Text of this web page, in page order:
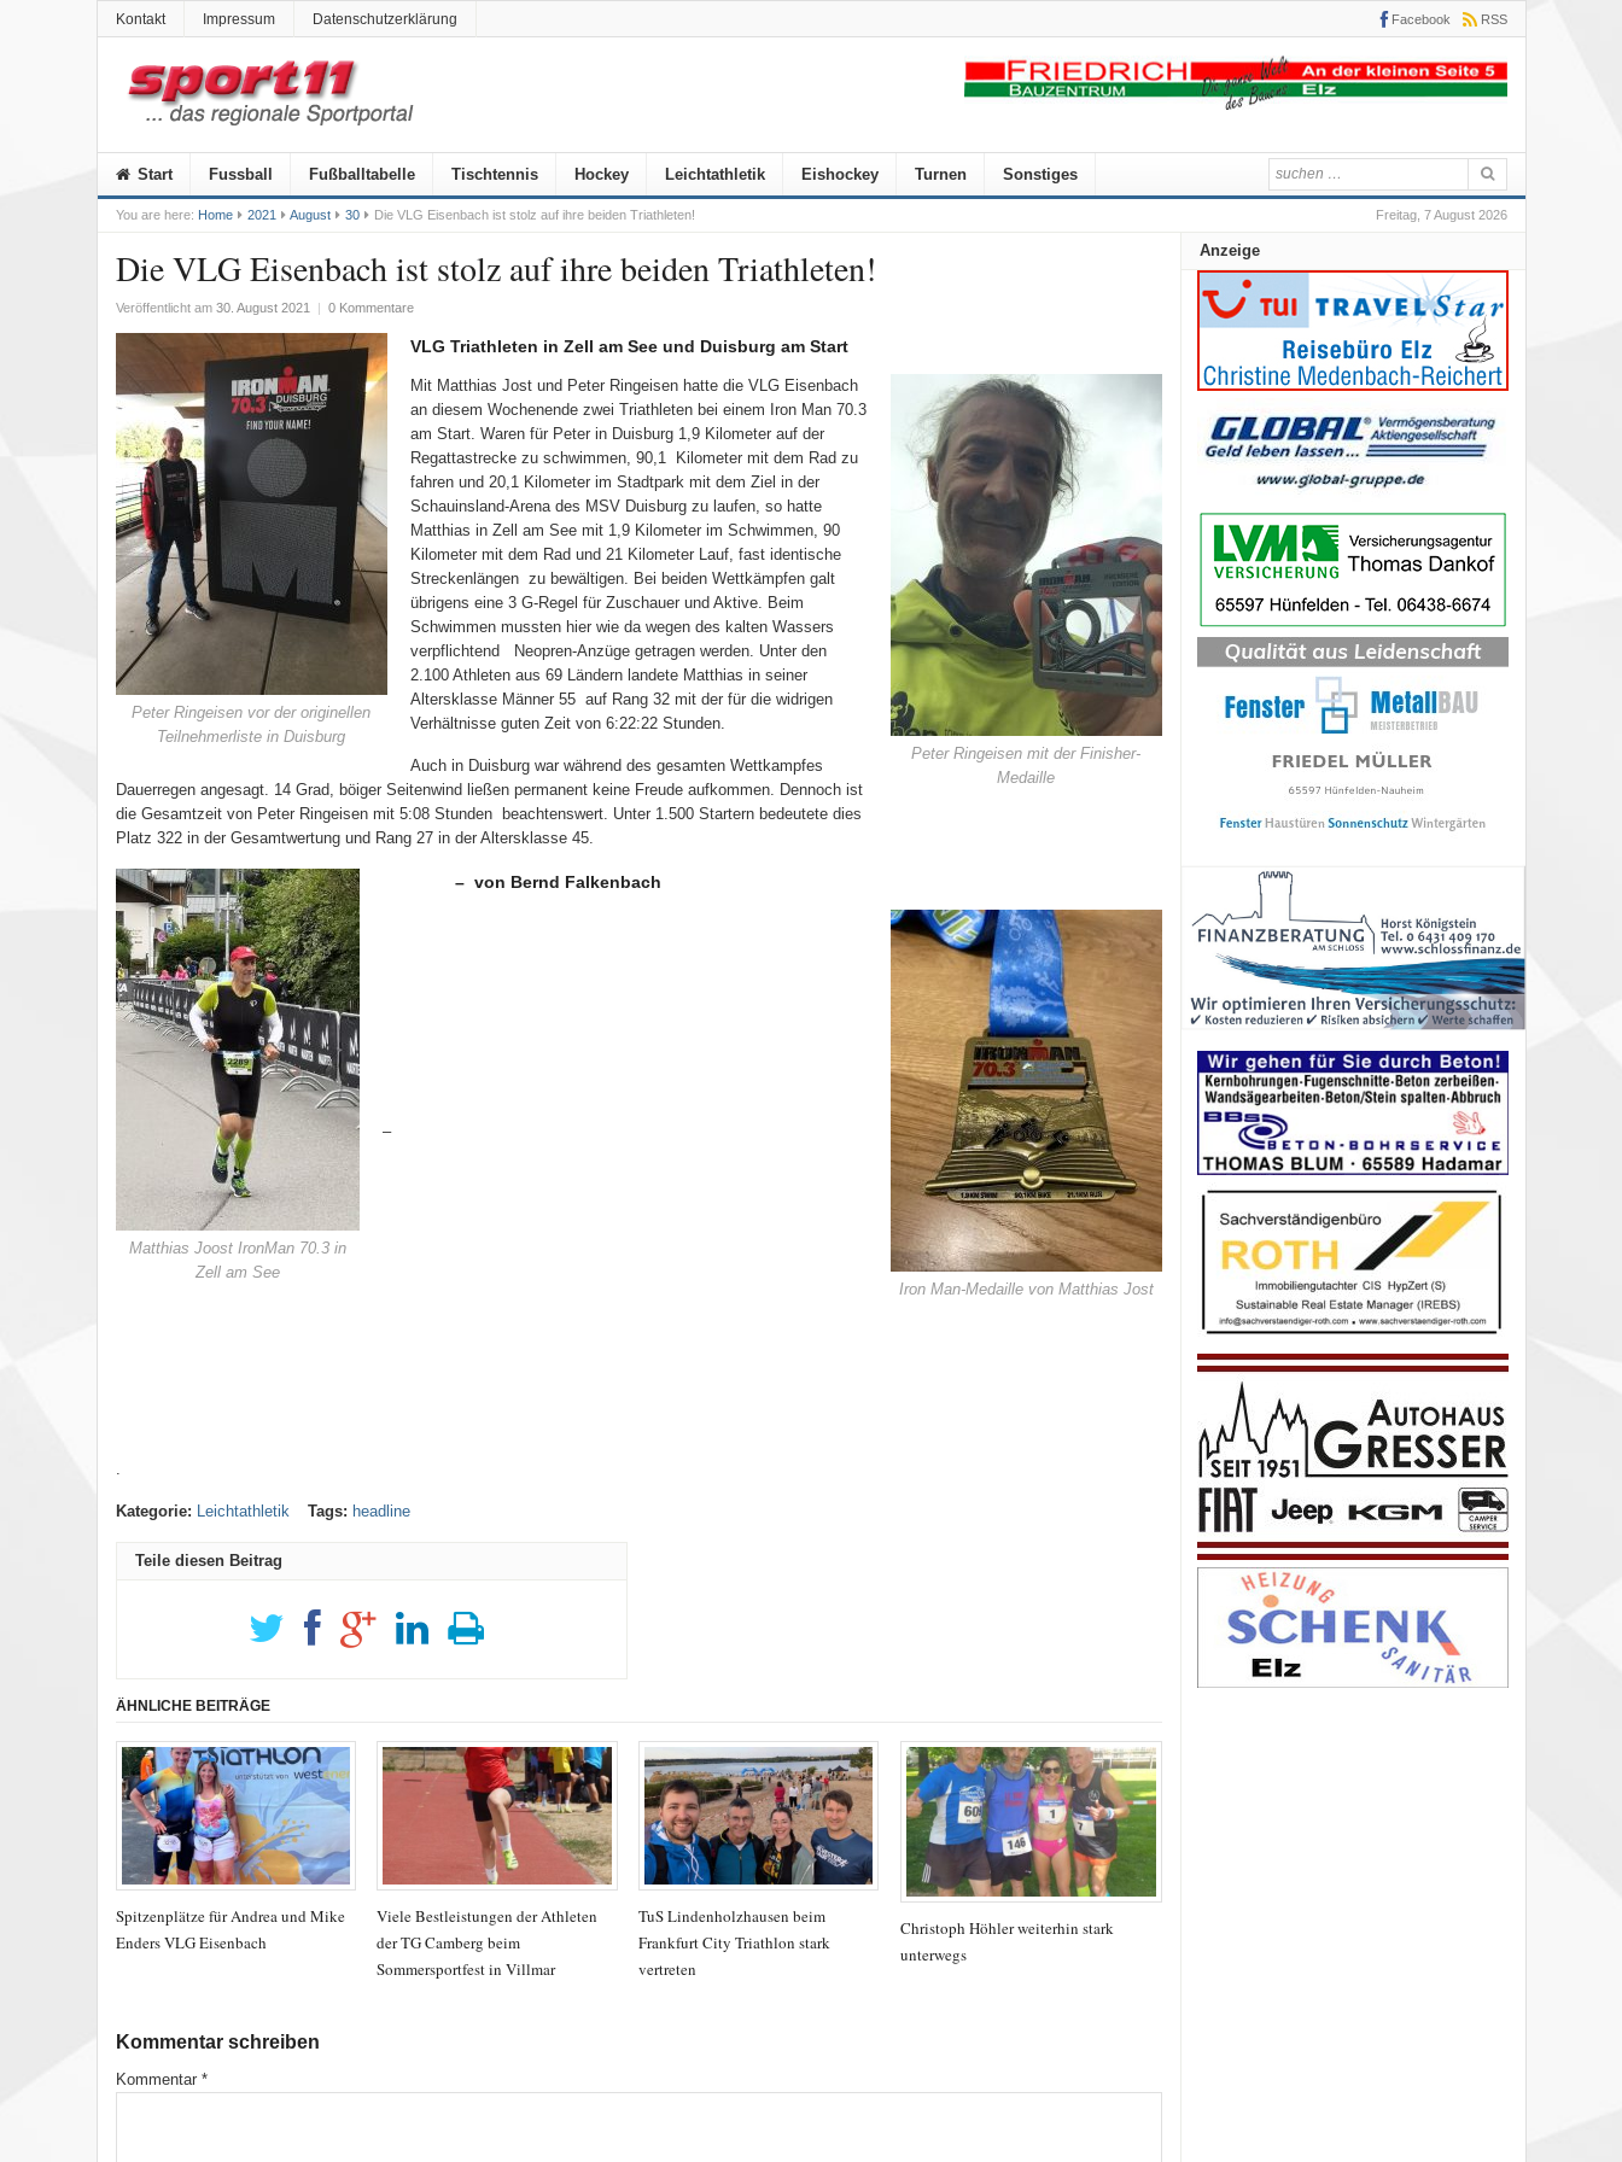
Kontakt Impressum Datenschutzerklärung Facebook RSS
Start Fussball Fußballtabelle Tischtennis Hockey Leichtathletik Eishockey Turnen Sonstiges
Freitag, 7 August 2026
You are here: Home 2021 August 30 Die VLG Eisenbach ist stolz auf ihre beiden Triathleten!
Die VLG Eisenbach ist stolz auf ihre beiden Triathleten!
Veröffentlicht am 30. August 2021 | 0 Kommentare
Peter Ringeisen vor der originellen
Teilnehmerliste in Duisburg
VLG Triathleten in Zell am See und Duisburg am Start
Peter Ringeisen mit der Finisher-
Medaille
Mit Matthias Jost und Peter Ringeisen hatte die VLG Eisenbach
an diesem Wochenende zwei Triathleten bei einem Iron Man 70.3
am Start. Waren für Peter in Duisburg 1,9 Kilometer auf der
Regattastrecke zu schwimmen, 90,1
Kilometer mit dem Rad zu
fahren und 20,1 Kilometer im Stadtpark mit dem Ziel in der
Schauinsland-Arena des MSV Duisburg zu laufen, so hatte
Matthias in Zell am See mit 1,9 Kilometer im Schwimmen, 90
Kilometer mit dem Rad und 21 Kilometer Lauf, fast identische
Streckenlängen zu bewältigen. Bei beiden Wettkämpfen galt
übrigens eine 3 G-Regel für Zuschauer und Aktive. Beim
Schwimmen mussten hier wie da wegen des kalten Wassers
verpflichtend
Neopren-Anzüge getragen werden. Unter den
2.100 Athleten aus 69 Ländern landete Matthias in seiner
Altersklasse Männer 55 auf Rang 32 mit der für die widrigen
Verhältnisse guten Zeit von 6:22:22 Stunden.
Auch in Duisburg war während des gesamten Wettkampfes
Dauerregen angesagt. 14 Grad, böiger Seitenwind ließen permanent keine Freude aufkommen. Dennoch ist
die Gesamtzeit von Peter Ringeisen mit 5:08 Stunden
beachtenswert. Unter 1.500 Startern bedeutete dies
Platz 322 in der Gesamtwertung und Rang 27 in der Altersklasse 45.
Matthias Joost IronMan 70.3 in
Zell am See
– von Bernd Falkenbach
Iron Man-Medaille von Matthias Jost
–
.
Kategorie: Leichtathletik Tags: headline
Teile diesen Beitrag
ÄHNLICHE BEITRÄGE
Spitzenplätze für Andrea und Mike
Enders VLG Eisenbach
Viele Bestleistungen der Athleten
der TG Camberg beim
Sommersportfest in Villmar
TuS Lindenholzhausen beim
Frankfurt City Triathlon stark
vertreten
Christoph Höhler weiterhin stark
unterwegs
Kommentar schreiben
Kommentar *
Anzeige